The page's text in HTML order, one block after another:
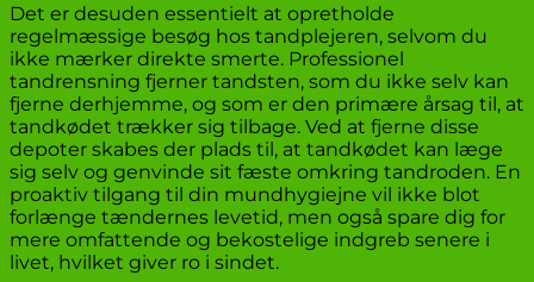
Det er desuden essentielt at opretholde
regelmæssige besøg hos tandplejeren, selvom du
ikke mærker direkte smerte. Professionel
tandrensning fjerner tandsten, som du ikke selv kan
fjerne derhjemme, og som er den primære årsag til, at
tandkødet trækker sig tilbage. Ved at fjerne disse
depoter skabes der plads til, at tandkødet kan læge
sig selv og genvinde sit fæste omkring tandroden. En
proaktiv tilgang til din mundhygiejne vil ikke blot
forlænge tændernes levetid, men også spare dig for
mere omfattende og bekostelige indgreb senere i
livet, hvilket giver ro i sindet.